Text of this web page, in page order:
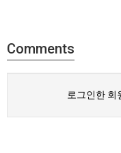
Comments
로그인한 회